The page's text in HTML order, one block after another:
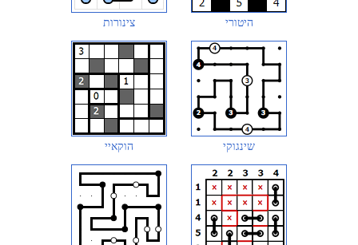
צינורות היטורי
הוקאיי שינגוקי